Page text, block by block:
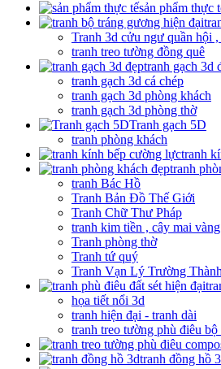
sản phẩm thực
Tranh 3d cửu ngư quần hội
tranh treo tường đồng quê
tranh gạch 3d
tranh gạch 3d cá chép
tranh gạch 3d phòng khách
tranh gạch 3d phòng thờ
Tranh gạch 5D
tranh phòng khách
tranh
tranh
tranh Bác Hồ
Tranh Bản Đồ Thế Giới
Tranh Chữ Thư Pháp
tranh kim tiền , cây mai vàng
Tranh phòng thờ
Tranh tứ quý
Tranh Vạn Lý Trường Thành
họa tiết nổi 3d
tranh hiện đại - tranh dài
tranh treo tường phù điêu bộ
tranh đồng hồ